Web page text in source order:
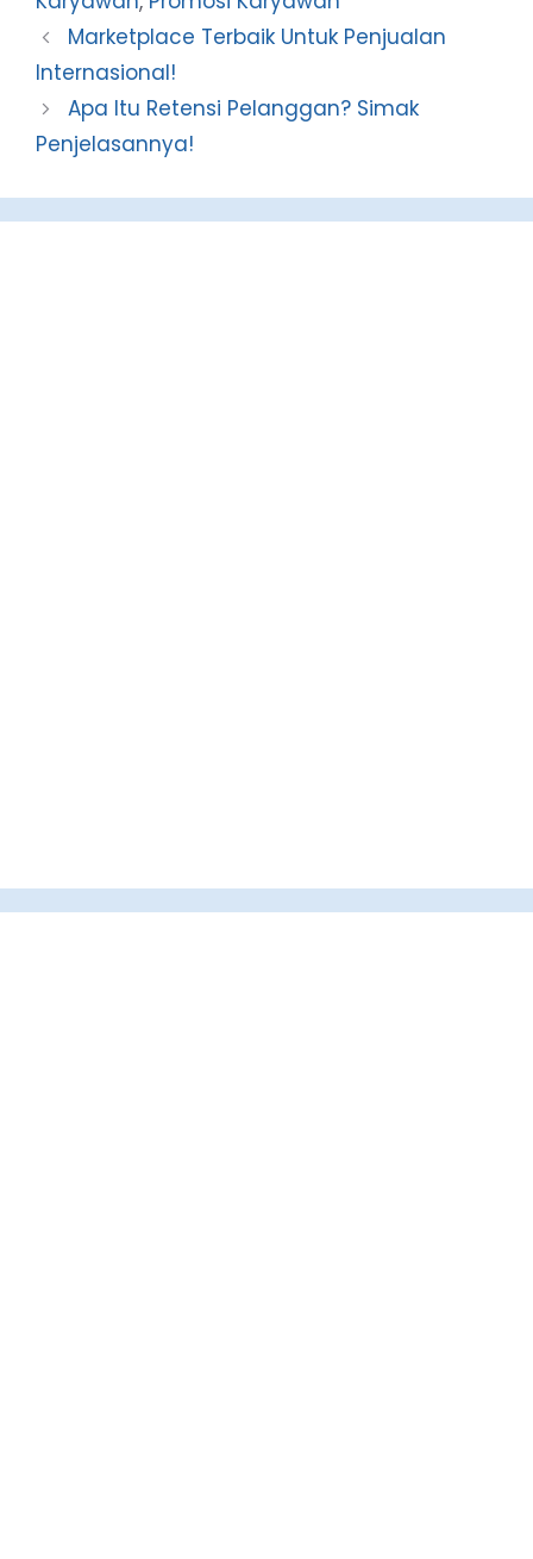
Marketplace Terbaik Untuk Penjualan
Internasional!
Apa Itu Retensi Pelanggan? Simak
Penjelasannya!